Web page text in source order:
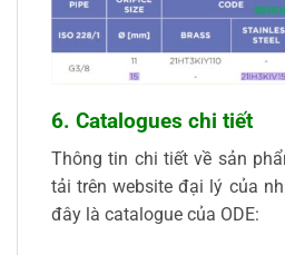
6. Catalogues chi tiết
Thông tin chi tiết về sản
tải trên website đại lý của
đây là catalogue của ODE: